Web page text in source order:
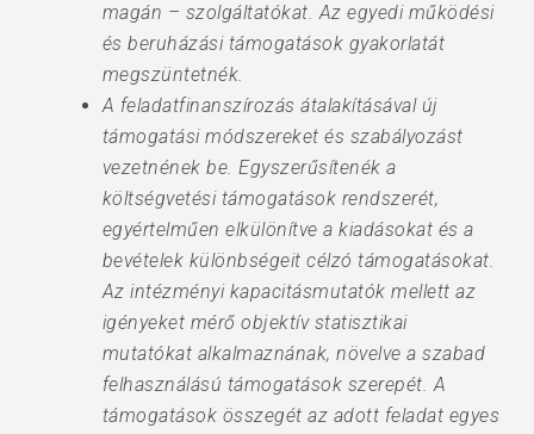
magán – szolgáltatókat. Az egyedi működési
és beruházási támogatások gyakorlatát
megszüntetnék.
A feladatfinanszírozás átalakításával új
támogatási módszereket és szabályozást
vezetnének be. Egyszerűsítenék a
költségvetési támogatások rendszerét,
egyértelműen elkülönítve a kiadásokat és a
bevételek különbségeit célzó támogatásokat.
Az intézményi kapacitásmutatók mellett az
igényeket mérő objektív statisztikai
mutatókat alkalmaznának, növelve a szabad
felhasználású támogatások szerepét. A
támogatások összegét az adott feladat egyes